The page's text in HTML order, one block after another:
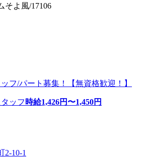
そよ風/17106
フ/パート募集！【無資格歓迎！】
ッフ 時給1,426円〜1,450円
2-10-1